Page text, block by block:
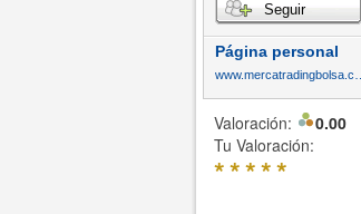
Seguir
Página personal
Valoración:
0.00
Tu Valoración:
*****